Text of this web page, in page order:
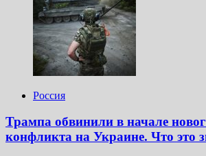
Россия
Трампа обвинили в начале
конфликта на Украине. Что это